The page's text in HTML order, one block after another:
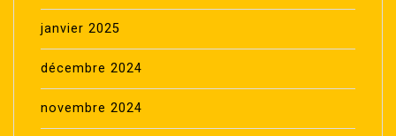
janvier 2025
décembre 2024
novembre 2024